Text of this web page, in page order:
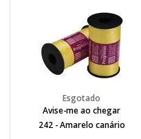
Avise-me ao chegar
242 - Amarelo canário